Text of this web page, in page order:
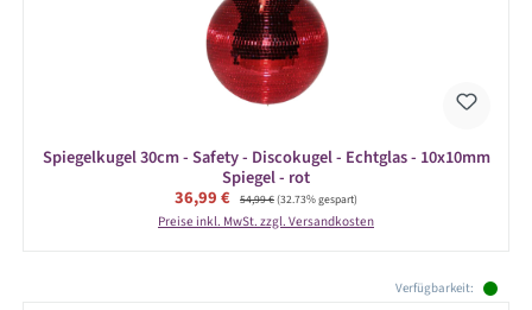
Spiegelkugel 30cm - Safety - Discokugel - Echtglas - 10x10mm
Spiegel - rot
Verkaufspreis:
36,99 € Regulärer Preis:
54,99 €(32.73% gespart)
Preise inkl. MwSt. zzgl. Versandkosten
Verfügbarkeit: